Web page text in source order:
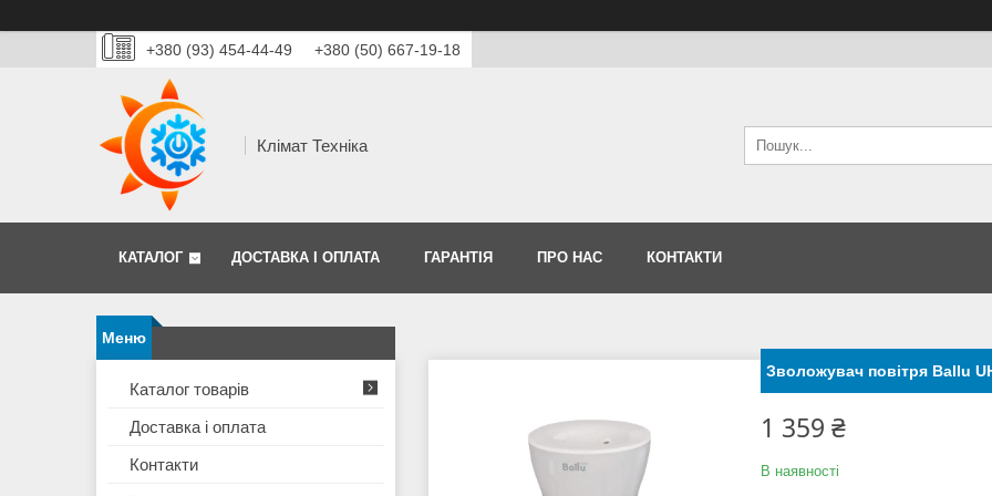
+380 (93) 454-44-49 +380 (50) 667-19-18
Клімат Техніка
КАТАЛОГ ДОСТАВКА І ОПЛАТА ГАРАНТІЯ ПРО НАС КОНТАКТИ
Зволожувач повітря Ballu
1 359 ₴
В наявності
Каталог товарів
Доставка і оплата
Контакти